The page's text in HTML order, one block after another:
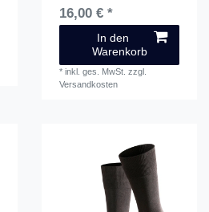
16,00 € *
In den
Warenkorb
*inkl. ges. MwSt. zzgl.
Versandkosten